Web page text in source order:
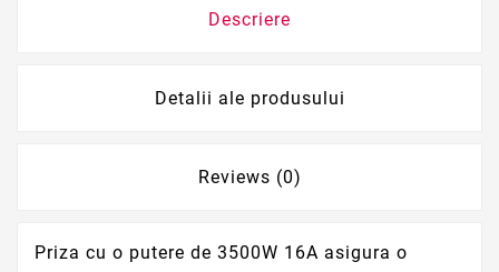
Descriere
Detalii ale produsului
Reviews (0)
Priza cu o putere de 3500W 16A asigura o